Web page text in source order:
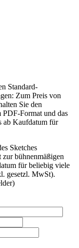
Standard-
Zum Preis von
Sie den
PDF-Format und das
ab Kaufdatum für
Sketches
bühnenmäßigen
für beliebig viele
gesetzl. MwSt).